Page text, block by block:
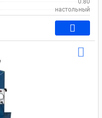
0.80
настольный